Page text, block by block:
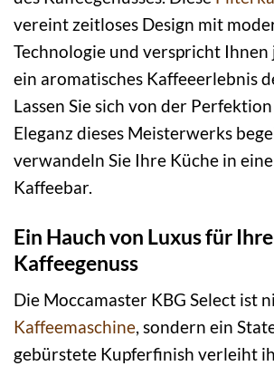
vereint zeitloses Design mit
Technologie und verspricht
ein aromatisches Kaffeeerlebnis
Lassen Sie sich von der
Eleganz dieses Meisterwerks
verwandeln Sie Ihre Küche in
Kaffeebar.
Ein Hauch von Luxus für
Kaffeegenuss
Die Moccamaster KBG Select ist
Kaffeemaschine, sondern ein
gebürstete Kupferfinish verleiht